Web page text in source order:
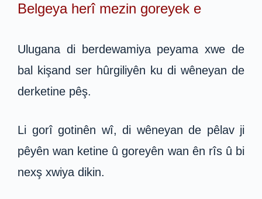
Belgeya herî mezin goreyek e
Ulugana di berdewamiya peyama xwe de
bal kişand ser hûrgiliyên ku di wêneyan de
derketine pêş.
Li gorî gotinên wî, di wêneyan de pêlav ji
pêyên wan ketine û goreyên wan ên rîs û bi
nexş xwiya dikin.